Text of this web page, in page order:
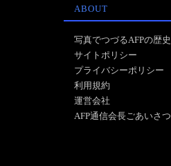
ABOUT
写真でつづるAFPの歴史
サイトポリシー
プライバシーポリシー
利用規約
運営会社
AFP通信会長ごあいさつ